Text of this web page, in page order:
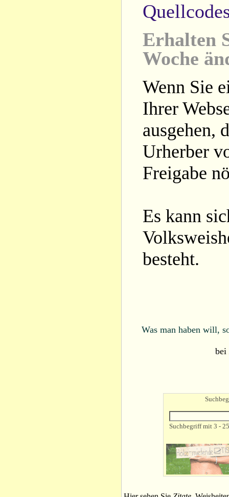
Erhalten
Woche
Wenn Sie
Ihrer
ausgehen,
Urherber
Freigabe
Es kann
besteht.
Was man haben will,
bei
Suchbegriff mit 3 -